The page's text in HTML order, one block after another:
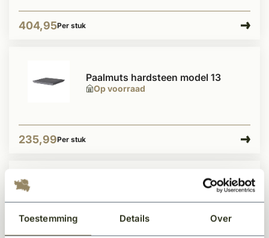
Toestemming Details Over
404,95Per stuk
Op voorraad
Paalmuts hardsteen model 13
235,99Per stuk
Combideal
Combideal Paalmuts model 2 met